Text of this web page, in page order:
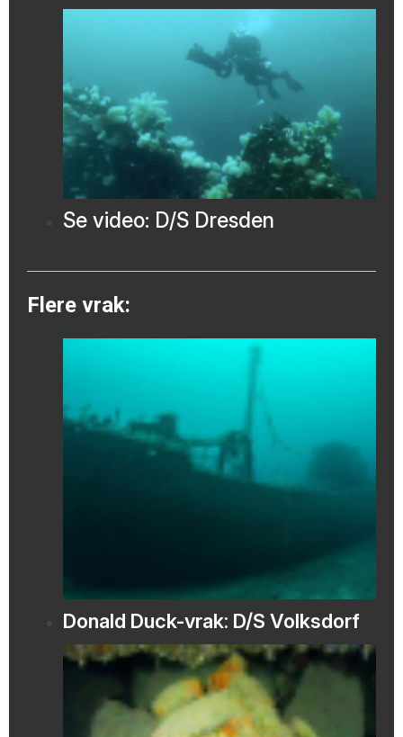
Se video: D/S Dresden
Flere vrak:
Donald Duck-vrak: D/S Volksdorf